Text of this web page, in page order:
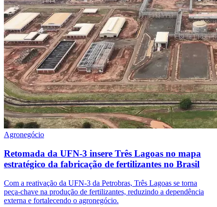
Agronegócio
Retomada da UFN-3 insere Três Lagoas no mapa
estratégico da fabricação de fertilizantes no Brasil
Com a reativação da UFN-3 da Petrobras, Três Lagoas se torna
peça-chave na produção de fertilizantes, reduzindo a dependência
externa e fortalecendo o agronegócio.